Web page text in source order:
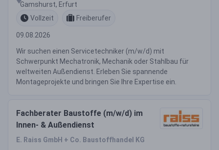
Gamshurst, Erfurt
Vollzeit
Freiberufer
09.08.2026
Wir suchen einen Servicetechniker (m/w/d) mit
Schwerpunkt Mechatronik, Mechanik oder Stahlbau für
weltweiten Außendienst. Erleben Sie spannende
Montageprojekte und bringen Sie Ihre Expertise ein.
Fachberater Baustoffe (m/w/d) im
Innen- & Außendienst
E. Raiss GmbH + Co. Baustoffhandel KG